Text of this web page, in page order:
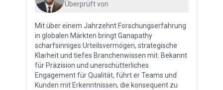
Überprüft von
Mit über einem Jahrzehnt Forschungserfahrung
in globalen Märkten bringt Ganapathy
scharfsinniges Urteilsvermögen, strategische
Klarheit und tiefes Branchenwissen mit. Bekannt
für Präzision und unerschütterliches
Engagement für Qualität, führt er Teams und
Kunden mit Erkenntnissen, die konsequent zu